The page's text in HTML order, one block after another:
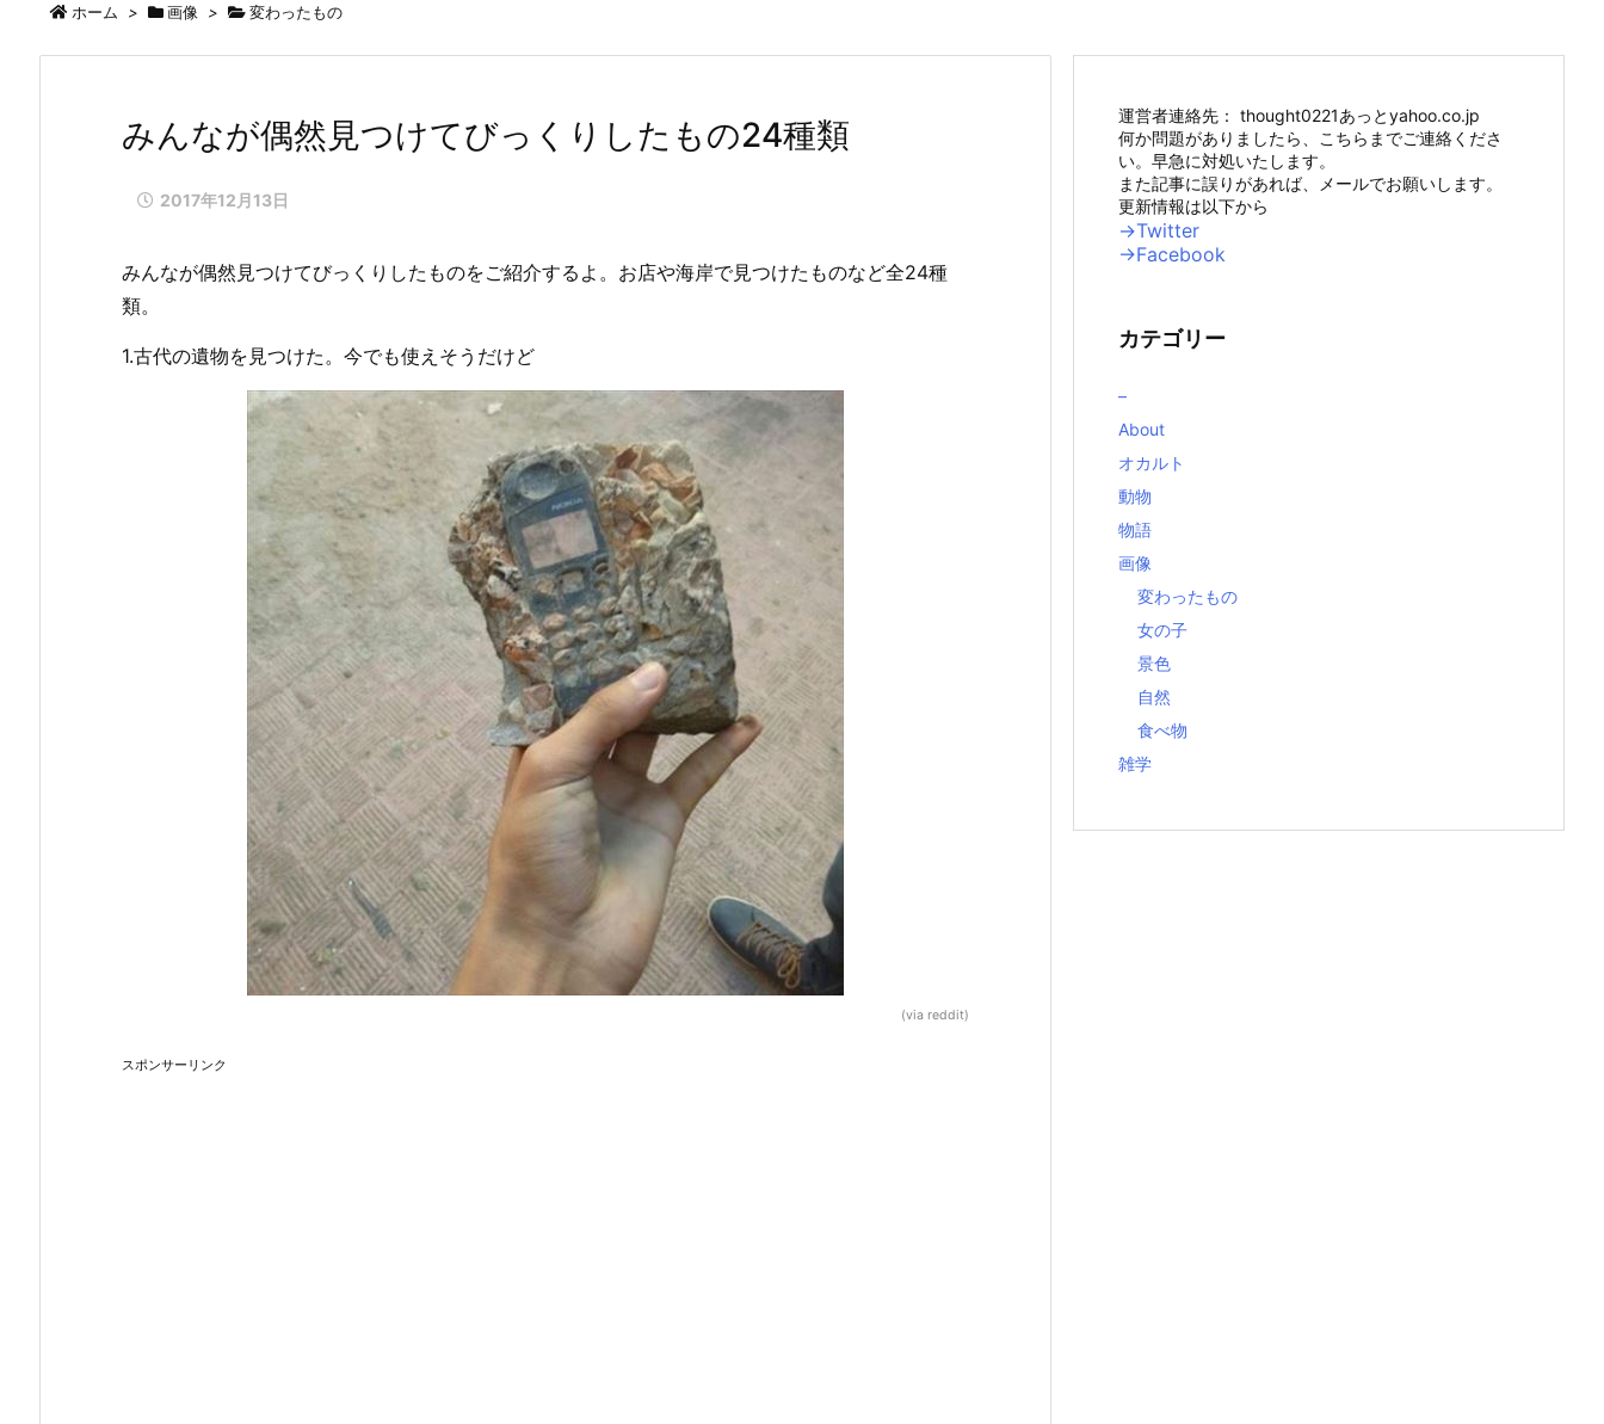
ホーム > 画像 > 変わったもの
みんなが偶然見つけてびっくりしたもの24種類
2017年12月13日
みんなが偶然見つけてびっくりしたものをご紹介するよ。お店や海岸で見つけたものなど全24種
類。
1.古代の遺物を見つけた。今でも使えそうだけど
(via reddit)
スポンサーリンク
運営者連絡先： thought0221あっとyahoo.co.jp
何か問題がありましたら、こちらまでご連絡くださ
い。早急に対処いたします。
また記事に誤りがあれば、メールでお願いします。
更新情報は以下から
→Twitter
→Facebook
カテゴリー
–
About
オカルト
動物
物語
画像
変わったもの
女の子
景色
自然
食べ物
雑学